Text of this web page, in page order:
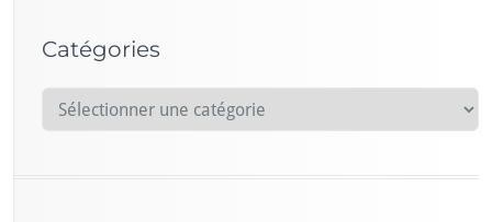
Catégories
a